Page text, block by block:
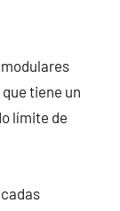
tiene un
límite de